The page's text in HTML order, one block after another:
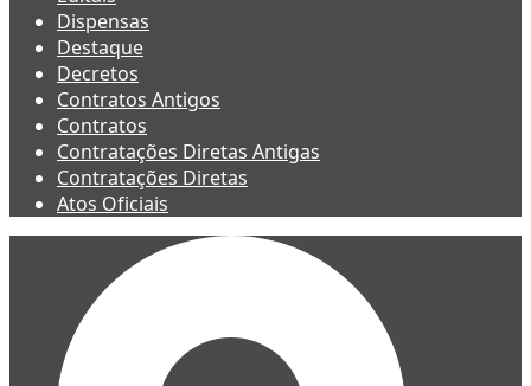
Dispensas
Destaque
Decretos
Contratos Antigos
Contratos
Contratações Diretas Antigas
Contratações Diretas
Atos Oficiais